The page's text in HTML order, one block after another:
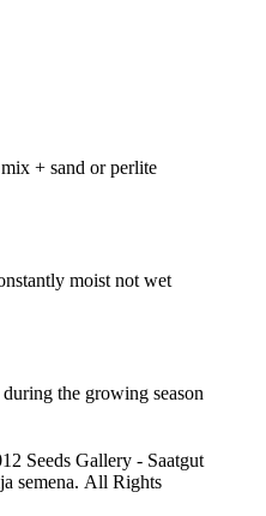
+ sand or perlite
moist not wet
the growing season
Seeds Gallery - Saatgut
semena. All Rights